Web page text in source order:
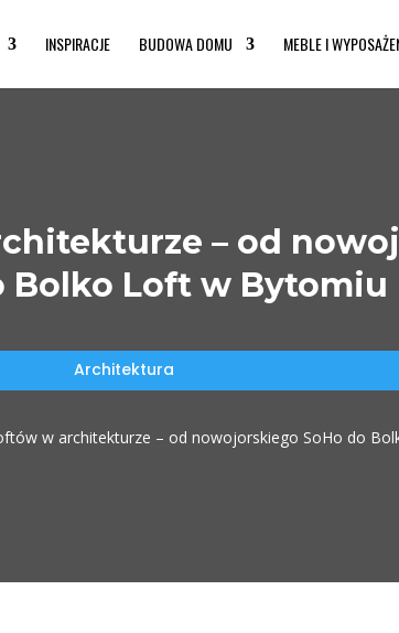
INSPIRACJE BUDOWA DOMU MEBLE I
– od
Bolko Loft w Bytomiu
Architektura
w architekturze – od nowojorskiego SoHo do